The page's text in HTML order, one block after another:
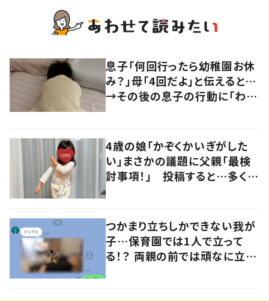
息子「何回行ったら幼稚園お休
み？」母「4回だよ」と伝えると…
→その後の息子の行動に「わか
4歳の娘「かぞくかいぎがした
い」まさかの議題に父親「最検
討事項！」 投稿すると…多くの
つかまり立ちしかできない我が
子…保育園では1人で立って
る！？ 両親の前では頑なに立た